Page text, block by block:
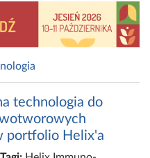
technologia do
portfolio Helix'a